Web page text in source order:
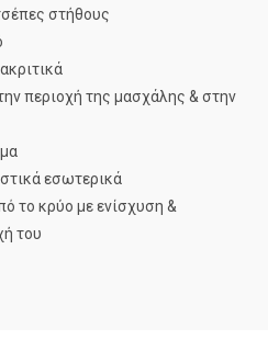
στήθους
περιοχή της μασχάλης & στην
εσωτερικά
το κρύο με ενίσχυση &
του